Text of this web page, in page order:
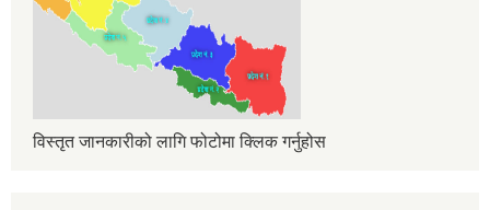
विस्तृत जानकारीको लागि फोटोमा क्लिक गर्नुहोस